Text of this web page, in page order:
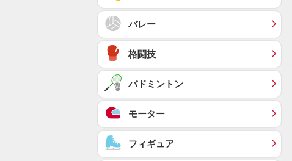
バレー
格闘技
バドミントン
モーター
フィギュア